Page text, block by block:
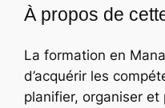
À propos de
La formation en
d’acquérir les
planifier, organiser